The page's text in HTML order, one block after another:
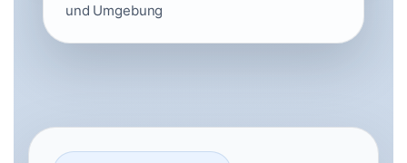
und Umgebung